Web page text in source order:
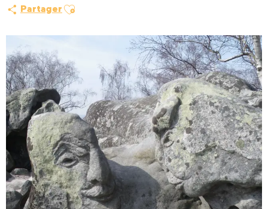
Partager Ajouter aux favoris